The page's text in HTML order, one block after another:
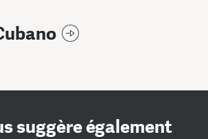
suggère également